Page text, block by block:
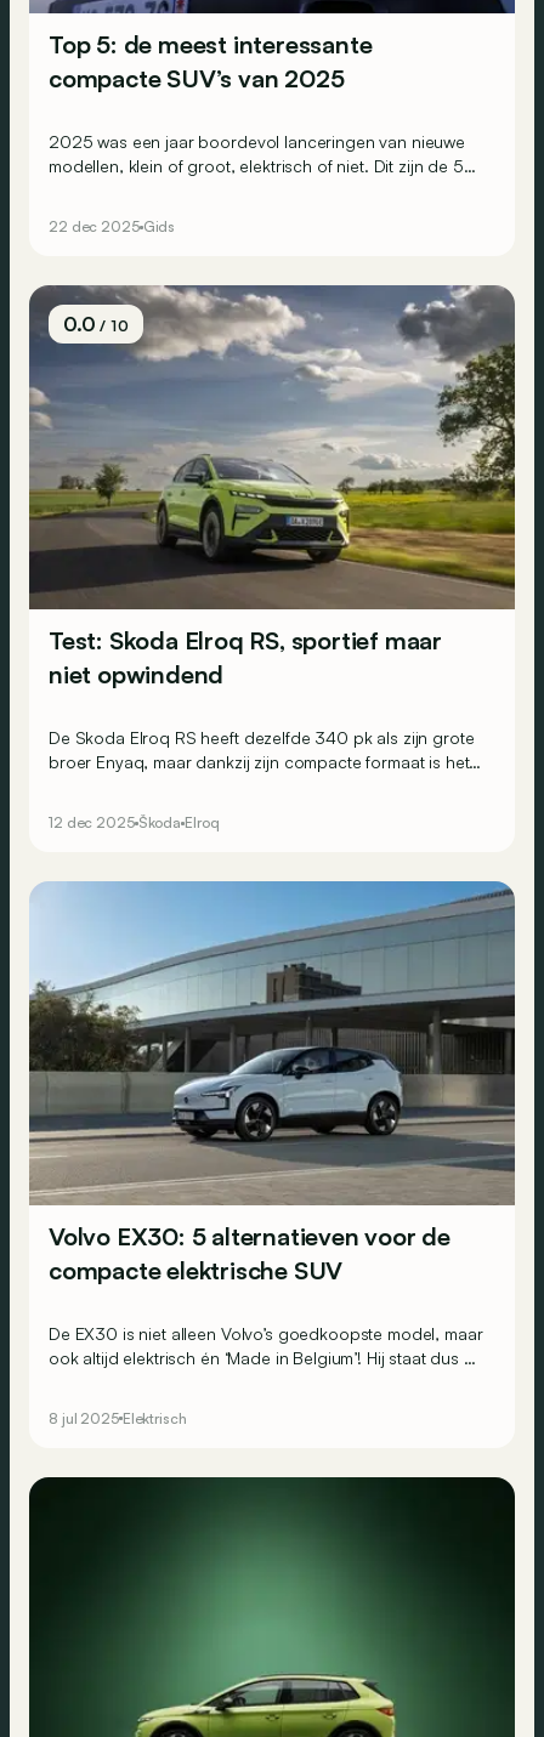
Top 5: de meest interessante
compacte SUV’s van 2025
2025 was een jaar boordevol lanceringen van nieuwe
modellen, klein of groot, elektrisch of niet. Dit zijn de 5
22 dec 2025 Gids
0.0/ 10
Test: Skoda Elroq RS, sportief maar
niet opwindend
De Skoda Elroq RS heeft dezelfde 340 pk als zijn grote
broer Enyaq, maar dankzij zijn compacte formaat is het
onze honger zitten na enkele dagen achter het stuur…
12 dec 2025 Škoda Elroq
Volvo EX30: 5 alternatieven voor de
compacte elektrische SUV
De EX30 is niet alleen Volvo’s goedkoopste model, maar
ook altijd elektrisch én ‘Made in Belgium’! Hij staat dus op
8 jul 2025 Elektrisch